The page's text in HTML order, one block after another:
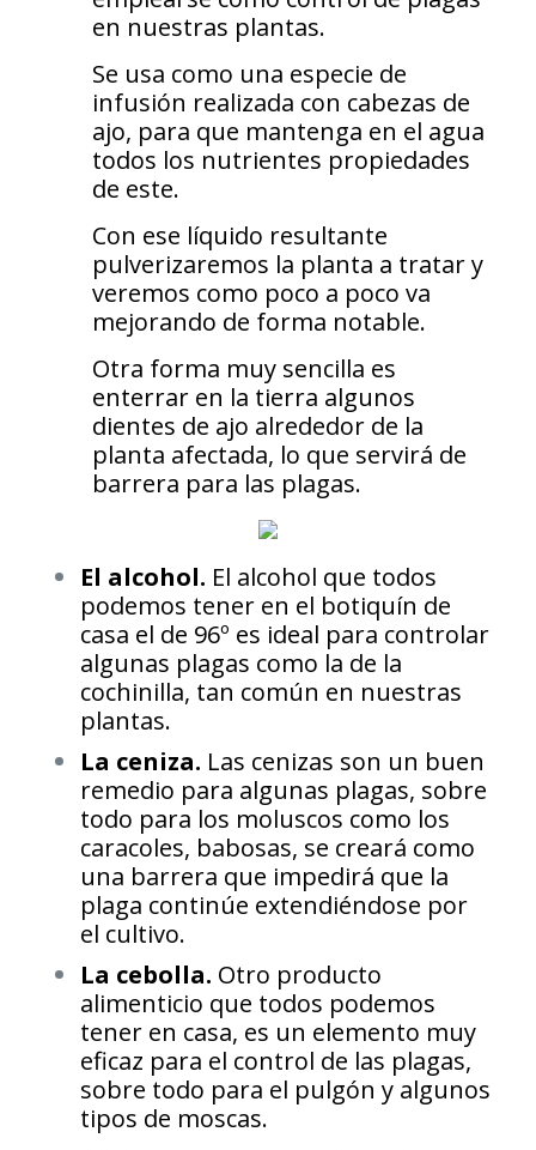
en nuestras plantas.
Se usa como una especie de
infusión realizada con cabezas de
ajo, para que mantenga en el agua
todos los nutrientes propiedades
de este.
Con ese líquido resultante
pulverizaremos la planta a tratar y
veremos como poco a poco va
mejorando de forma notable.
Otra forma muy sencilla es
enterrar en la tierra algunos
dientes de ajo alrededor de la
planta afectada, lo que servirá de
barrera para las plagas.
El alcohol. El alcohol que todos
podemos tener en el botiquín de
casa el de 96º es ideal para controlar
algunas plagas como la de la
cochinilla, tan común en nuestras
plantas.
La ceniza. Las cenizas son un buen
remedio para algunas plagas, sobre
todo para los moluscos como los
caracoles, babosas, se creará como
una barrera que impedirá que la
plaga continúe extendiéndose por
el cultivo.
La cebolla. Otro producto
alimenticio que todos podemos
tener en casa, es un elemento muy
eficaz para el control de las plagas,
sobre todo para el pulgón y algunos
tipos de moscas.